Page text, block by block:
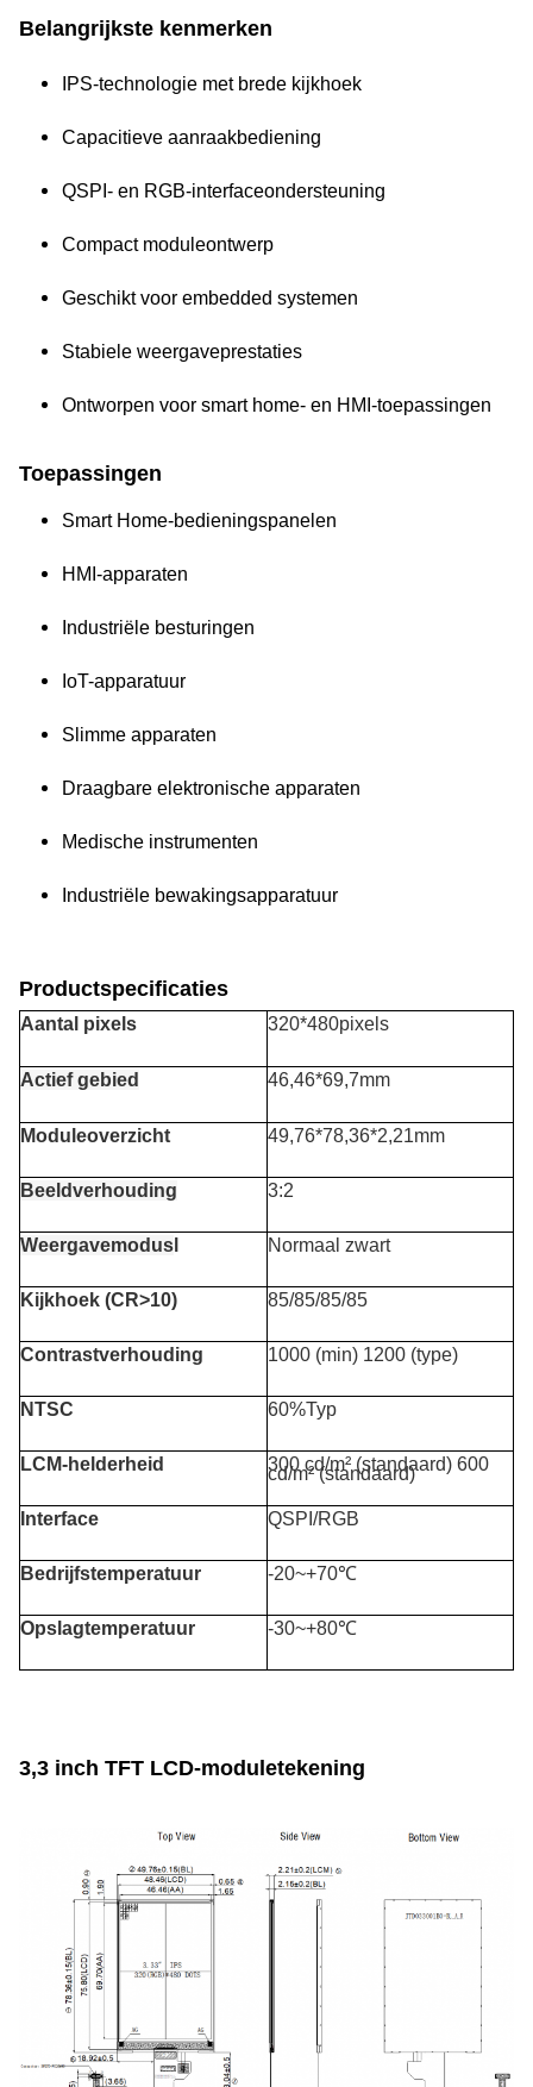
Belangrijkste kenmerken
IPS-technologie met brede kijkhoek
Capacitieve aanraakbediening
QSPI- en RGB-interfaceondersteuning
Compact moduleontwerp
Geschikt voor embedded systemen
Stabiele weergaveprestaties
Ontworpen voor smart home- en HMI-toepassingen
Toepassingen
Smart Home-bedieningspanelen
HMI-apparaten
Industriële besturingen
IoT-apparatuur
Slimme apparaten
Draagbare elektronische apparaten
Medische instrumenten
Industriële bewakingsapparatuur
Productspecificaties
Aantal pixels 320*480pixels
Actief gebied 46,46*69,7mm
Moduleoverzicht 49,76*78,36*2,21mm
Beeldverhouding 3:2
Weergavemodus Normaal zwart
Kijkhoek (CR>10) 85/85/85/85
Contrastverhouding 1000 (min) 1200 (type)
NTSC 60%Typ
LCM-helderheid 300 cd/m² (standaard) 600
cd/m² (standaard)
Interface QSPI/RGB
Bedrijfstemperatuur -20~+70℃
Opslagtemperatuur -30~+80℃
3,3 inch TFT LCD-moduletekening